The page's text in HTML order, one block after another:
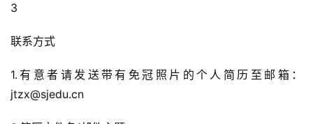
3
联系方式
1.有意者请发送带有免冠照片的个人简历至邮箱：
jtzx@sjedu.cn